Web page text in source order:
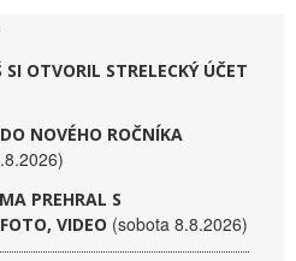
OTVORIL STRELECKÝ ÚČET
NOVÉHO ROČNÍKA
PREHRAL S
VIDEO (sobota 8.8.2026)